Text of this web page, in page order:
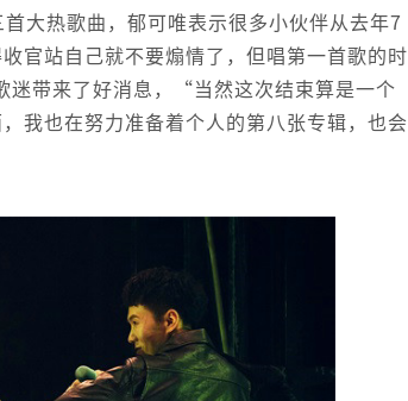
大热歌曲，郁可唯表示很多小伙伴从去年7
官站自己就不要煽情了，但唱第一首歌的时
带来了好消息，“当然这次结束算是一个
我也在努力准备着个人的第八张专辑，也会